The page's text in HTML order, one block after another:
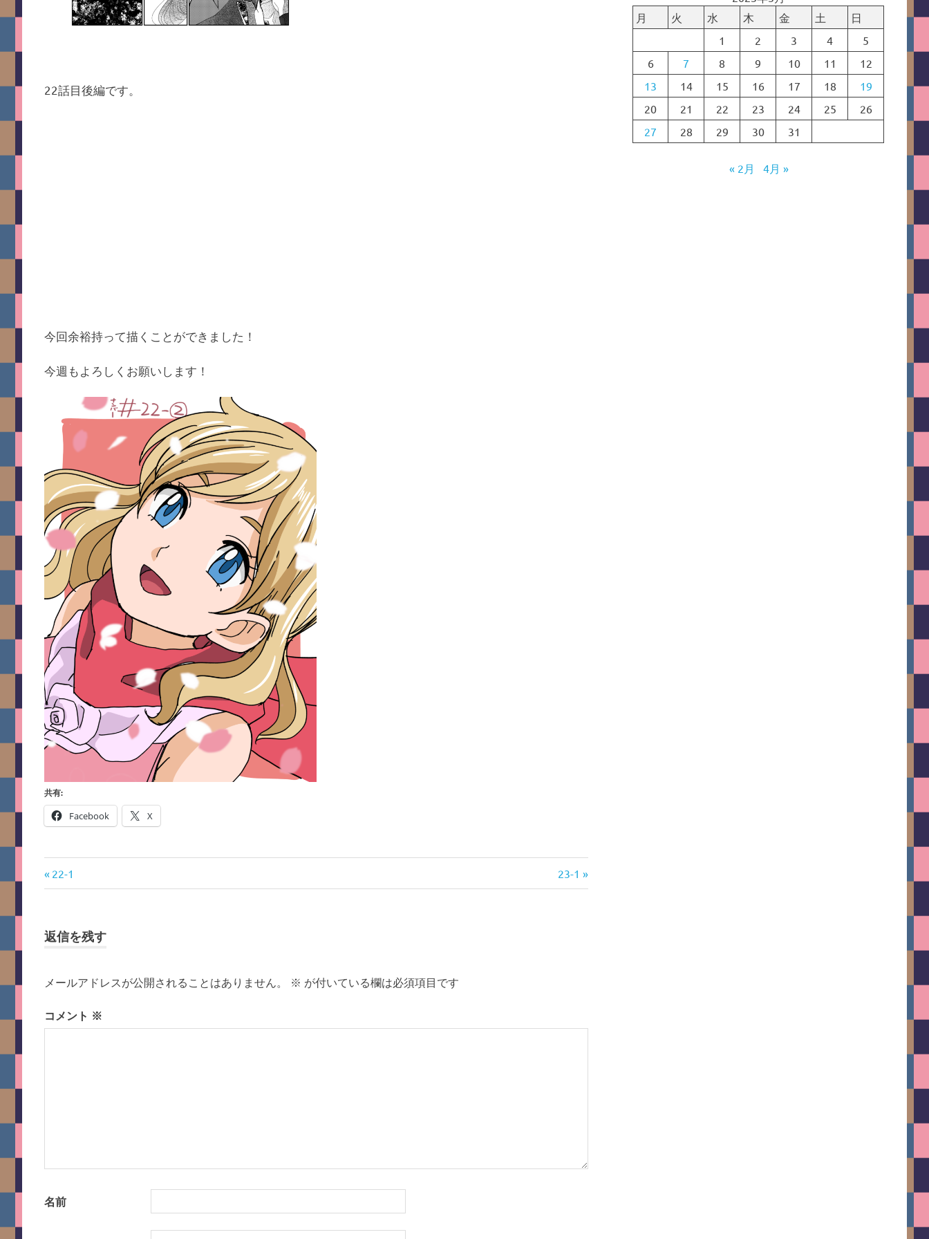
22話目後編です。
今回余裕持って描くことができました！
今週もよろしくお願いします！
共有:
Facebook X
投
ナ
ゲ
ー
前
の
22-1
次
の
23-1
返信を残す
メールアドレスが公開されることはありません。 ※ が付いている欄は必須項目です
コメント ※
名前
月
火 水 木 金 土
日
1
2 3 4
5
6
7 8 9 10 11
12
13
14 15 16 17 18
19
20
21 22 23 24 25
26
27
28 29 30 31
« 2月 4月 »